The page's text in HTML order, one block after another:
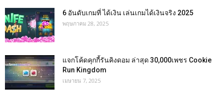
6 อันดับเกมที่ ได้เงิน เล่นเกมได้เงินจริง 2025
พฤษภาคม 28, 2025
แจกโค้ดคุกกี้รันคิงดอม ล่าสุด 30,000เพชร Cookie
Run Kingdom
เมษายน 7, 2025